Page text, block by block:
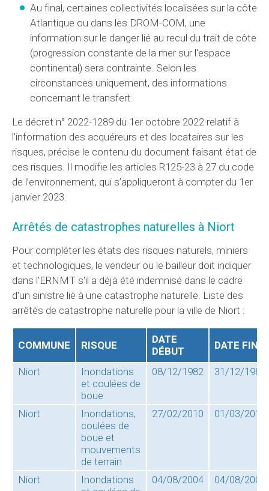
Au final, certaines collectivités localisées sur la côte
Atlantique ou dans les DROM-COM, une
information sur le danger lié au recul du trait de côte
(progression constante de la mer sur l'espace
continental) sera contrainte. Selon les
circonstances uniquement, des informations
concernant le transfert.
Le décret n° 2022-1289 du 1er octobre 2022 relatif à
l'information des acquéreurs et des locataires sur les
risques, précise le contenu du document faisant état de
ces risques. Il modifie les articles R125-23 à 27 du code
de l’environnement, qui s’appliqueront à compter du 1er
janvier 2023.
Arrêtés de catastrophes naturelles à Niort
Pour compléter les états des risques naturels, miniers
et technologiques, le vendeur ou le bailleur doit indiquer
dans l'ERNMT s'il a déjà été indemnisé dans le cadre
d'un sinistre liè à une catastrophe naturelle. Liste des
arrêtés de catastrophe naturelle pour la ville de Niort :
COMMUNE RISQUE
DATE
DÉBUT
DATE FIN
Niort
Inondations
et coulées de
boue
08/12/1982 31/12/1982
Niort
Inondations,
coulées de
boue et
mouvements
de terrain
27/02/2010 01/03/2010
Niort
Inondations
04/08/2004 04/08/2004